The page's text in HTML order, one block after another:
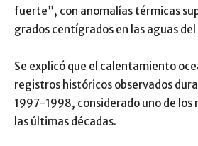
fuerte”, con anomalías térmicas
grados centígrados en las aguas
Se explicó que el calentamiento
registros históricos observados
1997-1998, considerado uno de los
las últimas décadas.